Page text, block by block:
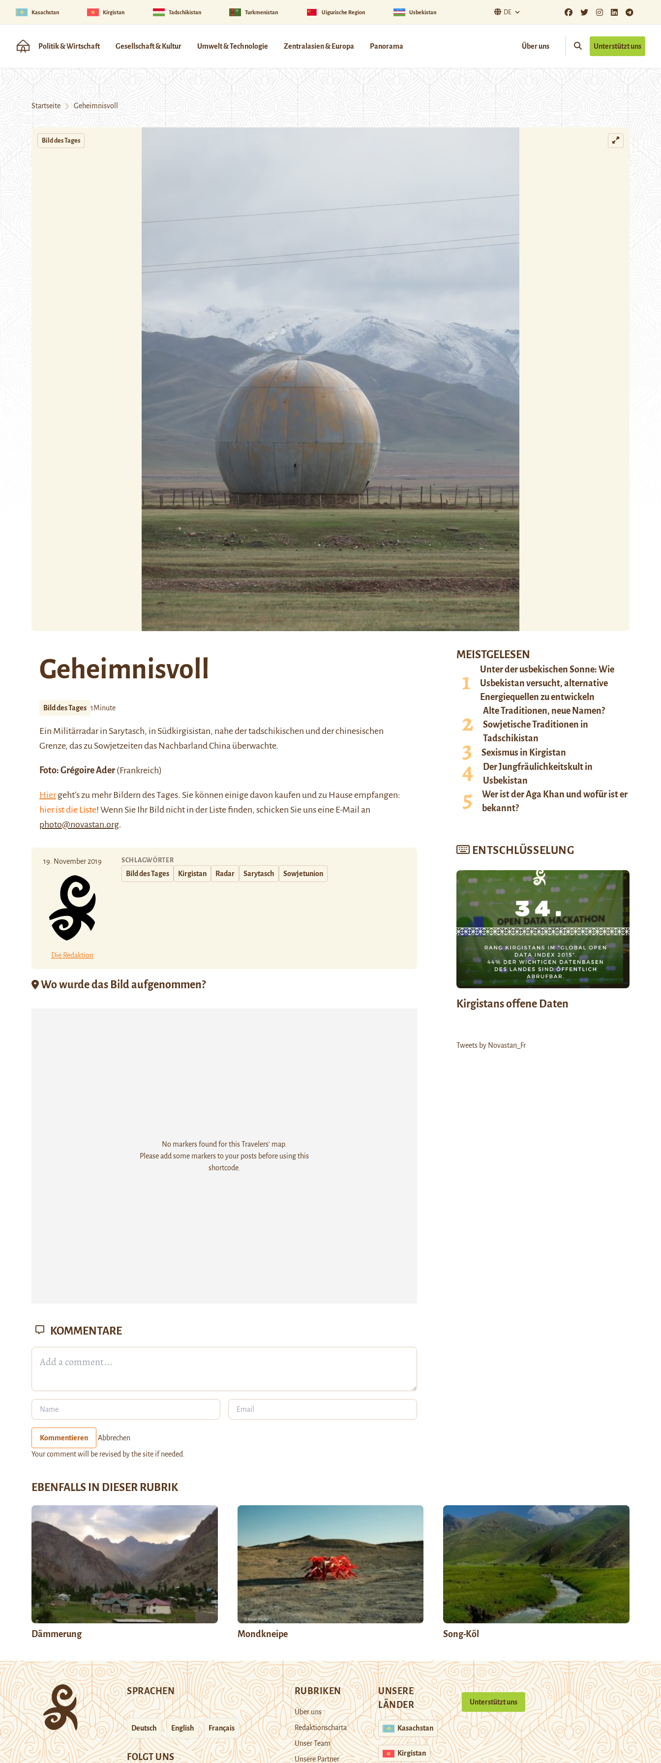
Kasachstan Kirgistan Tadschikistan Turkmenistan Uigurische Region Usbekistan DE
Politik & Wirtschaft Gesellschaft & Kultur Umwelt & Technologie Zentralasien & Europa Panorama Über uns Unterstützt uns
Startseite Geheimnisvoll
Bild des Tages
Geheimnisvoll
Bild des Tages 1Minute
Ein Militärradar in Sarytasch, in Südkirgisistan, nahe der tadschikischen und der chinesischen
Grenze, das zu Sowjetzeiten das Nachbarland China überwachte.
Foto: Grégoire Ader (Frankreich)
Hiergeht’s zu mehr Bildern des Tages. Sie können einige davon kaufen und zu Hause empfangen:
hier ist die Liste! Wenn Sie Ihr Bild nicht in der Liste finden, schicken Sie uns eine E-Mail an
photo@novastan.org.
19. November 2019
Die Redaktion
SCHLAGWÖRTER
Bild des Tages Kirgistan Radar Sarytasch Sowjetunion
Wo wurde das Bild aufgenommen?
No markers found for this Travelers' map.
Please add some markers to your posts before using this
shortcode.
MEISTGELESEN
Unter der usbekischen Sonne: Wie
Usbekistan versucht, alternative
Energiequellen zu entwickeln
Alte Traditionen, neue Namen?
Sowjetische Traditionen in
Tadschikistan
Sexismus in Kirgistan
Der Jungfräulichkeitskult in
Usbekistan
Wer ist der Aga Khan und wofür ist er
bekannt?
ENTSCHLÜSSELUNG
Kirgistans offene Daten
Tweets by Novastan_Fr
KOMMENTARE
Kommentieren Abbrechen
Your comment will be revised by the site if needed.
EBENFALLS IN DIESER RUBRIK
Dämmerung Mondkneipe Song-Köl
SPRACHEN
Deutsch English Français
FOLGT UNS
RUBRIKEN
Über uns
Redaktionscharta
Unser Team
Unsere Partner
UNSERE
LÄNDER
Kasachstan
Kirgistan
Unterstützt uns